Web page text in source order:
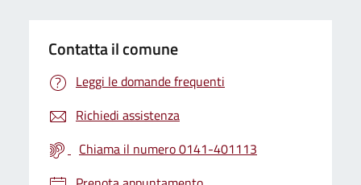
Contatta il comune
Leggi le domande frequenti
Richiedi assistenza
Chiama il numero 0141-401113